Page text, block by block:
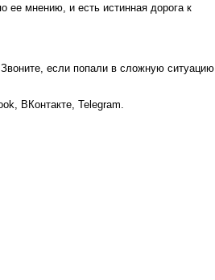
ее мнению, и есть истинная дорога к
если попали в сложную ситуацию
ВКонтакте Telegram